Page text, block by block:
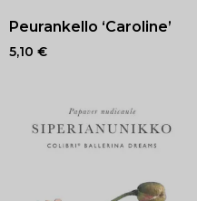
Peurankello ‘Caroline’
5,10 €